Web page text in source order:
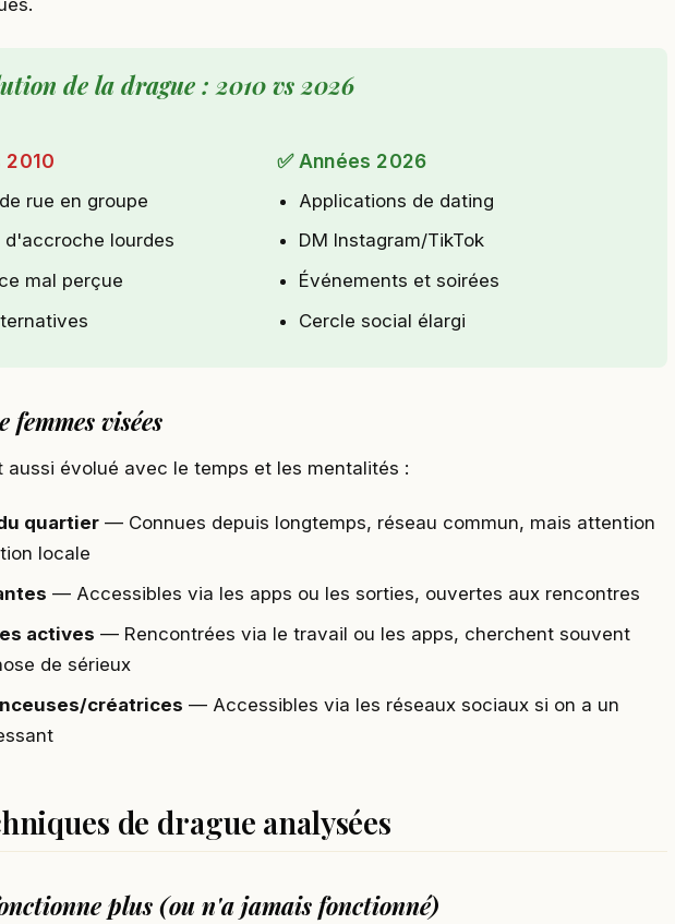
de la drague : 2010 vs 2026
2010
rue en groupe
d'accroche lourdes
mal perçue
✅ Années 2026
Applications de dating
DM Instagram/TikTok
Événements et soirées
Cercle social élargi
femmes visées
aussi évolué avec le temps et les mentalités :
quartier — Connues depuis longtemps, réseau commun, mais attention
locale
— Accessibles via les apps ou les sorties, ouvertes aux rencontres
actives — Rencontrées via le travail ou les apps, cherchent souvent
de sérieux
créatrices — Accessibles via les réseaux sociaux si on a un
de drague analysées
plus (ou n'a jamais fonctionné)